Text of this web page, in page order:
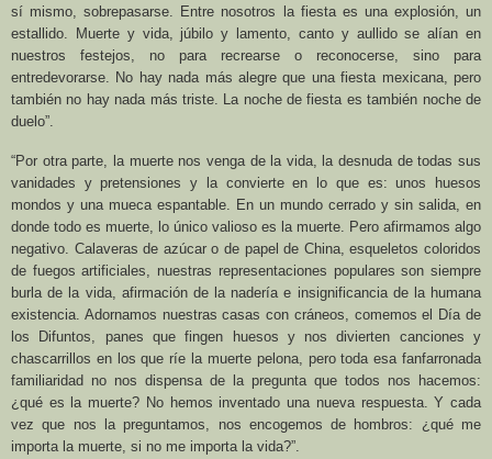
sí mismo, sobrepasarse. Entre nosotros la fiesta es una explosión, un
estallido. Muerte y vida, júbilo y lamento, canto y aullido se alían en
nuestros festejos, no para recrearse o reconocerse, sino para
entredevorarse. No hay nada más alegre que una fiesta mexicana, pero
también no hay nada más triste. La noche de fiesta es también noche de
duelo”.
“Por otra parte, la muerte nos venga de la vida, la desnuda de todas sus
vanidades y pretensiones y la convierte en lo que es: unos huesos
mondos y una mueca espantable. En un mundo cerrado y sin salida, en
donde todo es muerte, lo único valioso es la muerte. Pero afirmamos algo
negativo. Calaveras de azúcar o de papel de China, esqueletos coloridos
de fuegos artificiales, nuestras representaciones populares son siempre
burla de la vida, afirmación de la nadería e insignificancia de la humana
existencia. Adornamos nuestras casas con cráneos, comemos el Día de
los Difuntos, panes que fingen huesos y nos divierten canciones y
chascarrillos en los que ríe la muerte pelona, pero toda esa fanfarronada
familiaridad no nos dispensa de la pregunta que todos nos hacemos:
¿qué es la muerte? No hemos inventado una nueva respuesta. Y cada
vez que nos la preguntamos, nos encogemos de hombros: ¿qué me
importa la muerte, si no me importa la vida?”.